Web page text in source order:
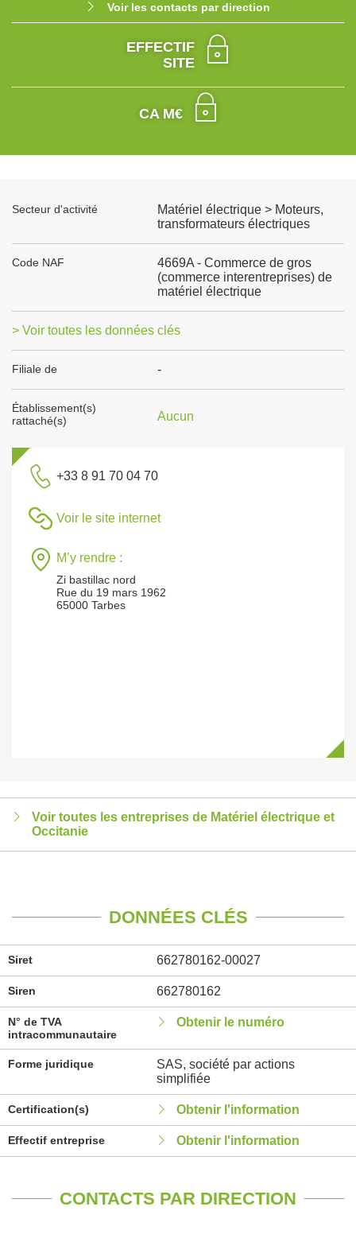
Voir les contacts par direction
EFFECTIF
SITE
CA M€
Secteur d'activité
Matériel électrique > Moteurs,
transformateurs électriques
Code NAF
4669A - Commerce de gros
(commerce interentreprises) de
matériel électrique
> Voir toutes les données clés
Filiale de -
Établissement(s)
rattaché(s)
Aucun
+33 8 91 70 04 70
Voir le site internet
M’y rendre :
Zi bastillac nord
Rue du 19 mars 1962
65000 Tarbes
Voir toutes les entreprises de Matériel électrique et
Occitanie
DONNÉES CLÉS
Siret 662780162-00027
Siren 662780162
N° de TVA
intracommunautaire
Obtenir le numéro
Forme juridique
SAS, société par actions
simplifiée
Certification(s) Obtenir l'information
Effectif entreprise Obtenir l'information
CONTACTS PAR DIRECTION